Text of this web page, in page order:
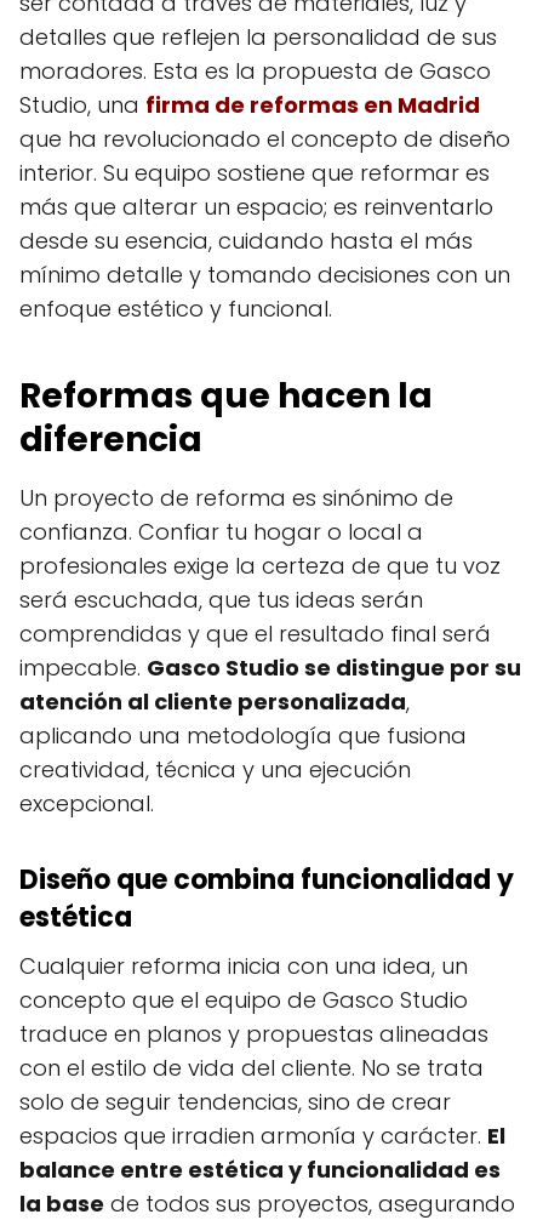
detalles que reflejen la personalidad de sus
moradores. Esta es la propuesta de Gasco
Studio, una firma de reformas en Madrid
que ha revolucionado el concepto de diseño
interior. Su equipo sostiene que reformar es
más que alterar un espacio; es reinventarlo
desde su esencia, cuidando hasta el más
mínimo detalle y tomando decisiones con un
enfoque estético y funcional.
Reformas que hacen la
diferencia
Un proyecto de reforma es sinónimo de
confianza. Confiar tu hogar o local a
profesionales exige la certeza de que tu voz
será escuchada, que tus ideas serán
comprendidas y que el resultado final será
impecable. Gasco Studio se distingue por su
atención al cliente personalizada,
aplicando una metodología que fusiona
creatividad, técnica y una ejecución
excepcional.
Diseño que combina funcionalidad y
estética
Cualquier reforma inicia con una idea, un
concepto que el equipo de Gasco Studio
traduce en planos y propuestas alineadas
con el estilo de vida del cliente. No se trata
solo de seguir tendencias, sino de crear
espacios que irradien armonía y carácter. El
balance entre estética y funcionalidad es
la base de todos sus proyectos, asegurando